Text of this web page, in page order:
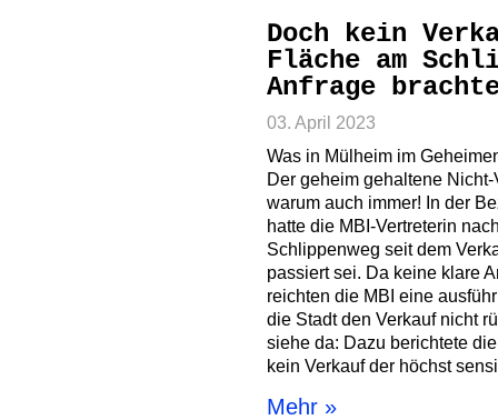
Doch kein
Fläche am
Anfrage
03. April 2023
Was in Mülheim im
Der geheim gehaltene
warum auch immer! In der
hatte die MBI-Vertreterin
Schlippenweg seit dem
passiert sei. Da keine klare
reichten die MBI eine
die Stadt den Verkauf nicht
siehe da: Dazu berichtete
kein Verkauf der höchst
Mehr »